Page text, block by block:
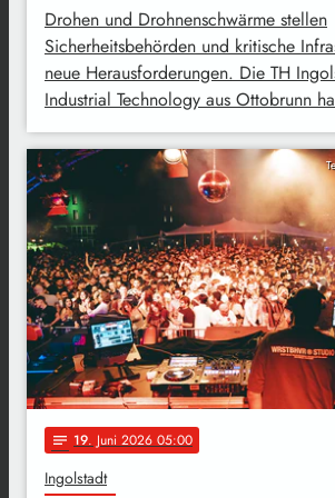
Drohen und Drohnenschwärme stellen
Sicherheitsbehörden und kritische
neue Herausforderungen. Die TH
Industrial Technology aus Ottobrunn
notes 19. Juni 2026 05:00
Ingolstadt